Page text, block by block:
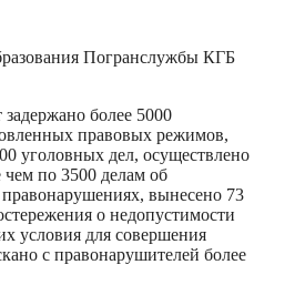
Погранслужбы КГБ
задержано более 5000
правовых режимов,
уголовных дел, осуществлено
чем по 3500 делам об
вынесено 73
о недопустимости
условия для совершения
с правонарушителей более